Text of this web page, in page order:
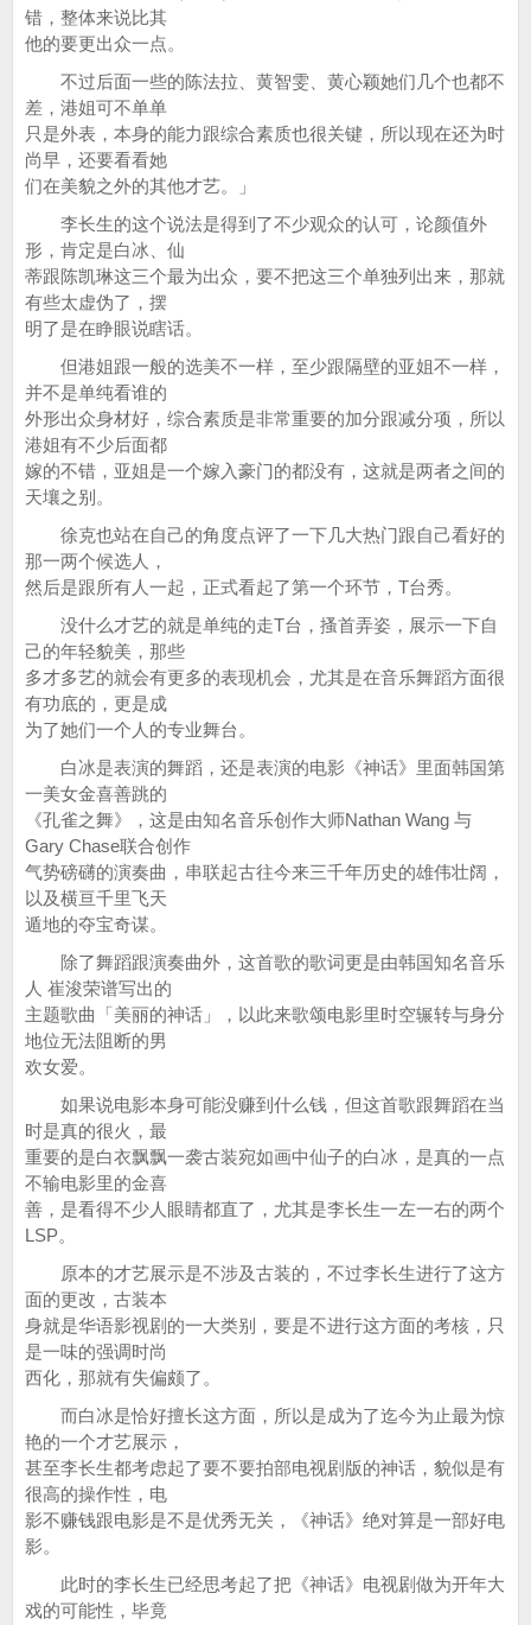
错，整体来说比其
他的要更出众一点。
不过后面一些的陈法拉、黄智雯、黄心颖她们几个也都不
差，港姐可不单单
只是外表，本身的能力跟综合素质也很关键，所以现在还为时
尚早，还要看看她
们在美貌之外的其他才艺。」
李长生的这个说法是得到了不少观众的认可，论颜值外
形，肯定是白冰、仙
蒂跟陈凯琳这三个最为出众，要不把这三个单独列出来，那就
有些太虚伪了，摆
明了是在睁眼说瞎话。
但港姐跟一般的选美不一样，至少跟隔壁的亚姐不一样，
并不是单纯看谁的
外形出众身材好，综合素质是非常重要的加分跟减分项，所以
港姐有不少后面都
嫁的不错，亚姐是一个嫁入豪门的都没有，这就是两者之间的
天壤之别。
徐克也站在自己的角度点评了一下几大热门跟自己看好的
那一两个候选人，
然后是跟所有人一起，正式看起了第一个环节，T台秀。
没什么才艺的就是单纯的走T台，搔首弄姿，展示一下自
己的年轻貌美，那些
多才多艺的就会有更多的表现机会，尤其是在音乐舞蹈方面很
有功底的，更是成
为了她们一个人的专业舞台。
白冰是表演的舞蹈，还是表演的电影《神话》里面韩国第
一美女金喜善跳的
《孔雀之舞》，这是由知名音乐创作大师Nathan Wang 与
Gary Chase联合创作
气势磅礴的演奏曲，串联起古往今来三千年历史的雄伟壮阔，
以及横亘千里飞天
遁地的夺宝奇谋。
除了舞蹈跟演奏曲外，这首歌的歌词更是由韩国知名音乐
人 崔浚荣谱写出的
主题歌曲「美丽的神话」，以此来歌颂电影里时空辗转与身分
地位无法阻断的男
欢女爱。
如果说电影本身可能没赚到什么钱，但这首歌跟舞蹈在当
时是真的很火，最
重要的是白衣飘飘一袭古装宛如画中仙子的白冰，是真的一点
不输电影里的金喜
善，是看得不少人眼睛都直了，尤其是李长生一左一右的两个
LSP。
原本的才艺展示是不涉及古装的，不过李长生进行了这方
面的更改，古装本
身就是华语影视剧的一大类别，要是不进行这方面的考核，只
是一味的强调时尚
西化，那就有失偏颇了。
而白冰是恰好擅长这方面，所以是成为了迄今为止最为惊
艳的一个才艺展示，
甚至李长生都考虑起了要不要拍部电视剧版的神话，貌似是有
很高的操作性，电
影不赚钱跟电影是不是优秀无关，《神话》绝对算是一部好电
影。
此时的李长生已经思考起了把《神话》电视剧做为开年大
戏的可能性，毕竟